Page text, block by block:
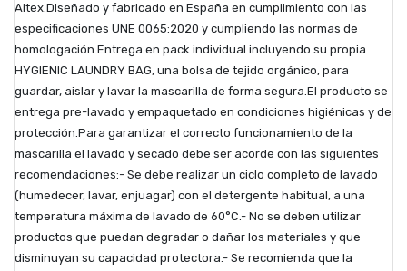
Aitex.Diseñado y fabricado en España en cumplimiento con las
especificaciones UNE 0065:2020 y cumpliendo las normas de
homologación.Entrega en pack individual incluyendo su propia
HYGIENIC LAUNDRY BAG, una bolsa de tejido orgánico, para
guardar, aislar y lavar la mascarilla de forma segura.El producto se
entrega pre-lavado y empaquetado en condiciones higiénicas y de
protección.Para garantizar el correcto funcionamiento de la
mascarilla el lavado y secado debe ser acorde con las siguientes
recomendaciones:- Se debe realizar un ciclo completo de lavado
(humedecer, lavar, enjuagar) con el detergente habitual, a una
temperatura máxima de lavado de 60°C.- No se deben utilizar
productos que puedan degradar o dañar los materiales y que
disminuyan su capacidad protectora.- Se recomienda que la